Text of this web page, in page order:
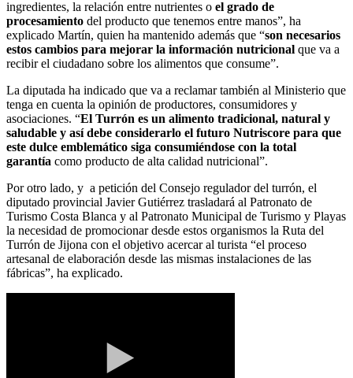
ingredientes, la relación entre nutrientes o el grado de
procesamiento del producto que tenemos entre manos”, ha
explicado Martín, quien ha mantenido además que “son necesarios
estos cambios para mejorar la información nutricional que va a
recibir el ciudadano sobre los alimentos que consume”.
La diputada ha indicado que va a reclamar también al Ministerio que
tenga en cuenta la opinión de productores, consumidores y
asociaciones. “El Turrón es un alimento tradicional, natural y
saludable y así debe considerarlo el futuro Nutriscore para que
este dulce emblemático siga consumiéndose con la total
garantía como producto de alta calidad nutricional”.
Por otro lado, y a petición del Consejo regulador del turrón, el
diputado provincial Javier Gutiérrez trasladará al Patronato de
Turismo Costa Blanca y al Patronato Municipal de Turismo y Playas
la necesidad de promocionar desde estos organismos la Ruta del
Turrón de Jijona con el objetivo acercar al turista “el proceso
artesanal de elaboración desde las mismas instalaciones de las
fábricas”, ha explicado.